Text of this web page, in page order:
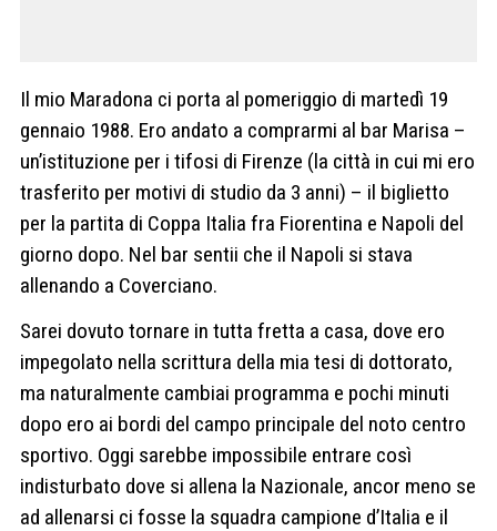
Il mio Maradona ci porta al pomeriggio di martedì 19
gennaio 1988. Ero andato a comprarmi al bar Marisa –
un’istituzione per i tifosi di Firenze (la città in cui mi ero
trasferito per motivi di studio da 3 anni) – il biglietto
per la partita di Coppa Italia fra Fiorentina e Napoli del
giorno dopo. Nel bar sentii che il Napoli si stava
allenando a Coverciano.
Sarei dovuto tornare in tutta fretta a casa, dove ero
impegolato nella scrittura della mia tesi di dottorato,
ma naturalmente cambiai programma e pochi minuti
dopo ero ai bordi del campo principale del noto centro
sportivo. Oggi sarebbe impossibile entrare così
indisturbato dove si allena la Nazionale, ancor meno se
ad allenarsi ci fosse la squadra campione d’Italia e il